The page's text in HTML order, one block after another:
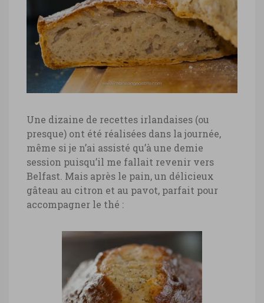
Une dizaine de recettes irlandaises (ou
presque) ont été réalisées dans la journée,
même si je n’ai assisté qu’à une demie
session puisqu’il me fallait revenir vers
Belfast. Mais après le pain, un délicieux
gâteau au citron et au pavot, parfait pour
accompagner le thé :